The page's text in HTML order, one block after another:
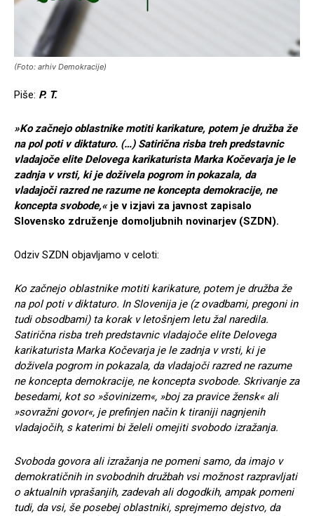
(Foto: arhiv Demokracije)
Piše: P. T.
»Ko začnejo oblastnike motiti karikature, potem je družba že
na pol poti v diktaturo. (…) Satirična risba treh predstavnic
vladajoče elite Delovega karikaturista Marka Kočevarja je le
zadnja v vrsti, ki je doživela pogrom in pokazala, da
vladajoči razred ne razume ne koncepta demokracije, ne
koncepta svobode,«je v izjavi za javnost zapisalo
Slovensko združenje domoljubnih novinarjev (SZDN).
Odziv SZDN objavljamo v celoti:
Ko začnejo oblastnike motiti karikature, potem je družba že
na pol poti v diktaturo. In Slovenija je (z ovadbami, pregoni in
tudi obsodbami) ta korak v letošnjem letu žal naredila.
Satirična risba treh predstavnic vladajoče elite Delovega
karikaturista Marka Kočevarja je le zadnja v vrsti, ki je
doživela pogrom in pokazala, da vladajoči razred ne razume
ne koncepta demokracije, ne koncepta svobode. Skrivanje za
besedami, kot so »šovinizem«, »boj za pravice žensk« ali
»sovražni govor«, je prefinjen način k tiraniji nagnjenih
vladajočih, s katerimi bi želeli omejiti svobodo izražanja.
Svoboda govora ali izražanja ne pomeni samo, da imajo v
demokratičnih in svobodnih družbah vsi možnost razpravljati
o aktualnih vprašanjih, zadevah ali dogodkih, ampak pomeni
tudi, da vsi, še posebej oblastniki, sprejmemo dejstvo, da